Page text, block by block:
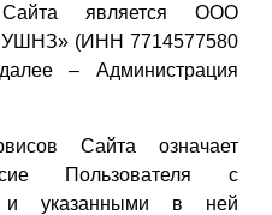
Сайта является ООО
(ИНН 7714577580
– Администрация
Сайта означает
Пользователя с
и указанными в ней